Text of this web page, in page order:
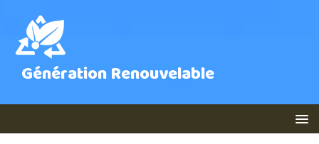
Génération Renouvelable